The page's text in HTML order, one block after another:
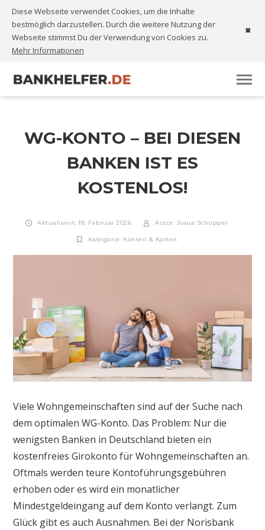
WG-KONTO – BEI DIESEN
BANKEN IST ES
KOSTENLOS!
Aktualisiert: 18. Februar 2026 Autor: Josua Schüppel
Kategorie: Konten & Karten
Viele Wohngemeinschaften sind auf der Suche nach
dem optimalen WG-Konto. Das Problem: Nur die
wenigsten Banken in Deutschland bieten ein
kostenfreies Girokonto für Wohngemeinschaften an.
Oftmals werden teure Kontoführungsgebühren
erhoben oder es wird ein monatlicher
Mindestgeldeingang auf dem Konto verlangt. Zum
Glück gibt es auch Ausnahmen. Bei der Norisbank
Diese Webseite verwendet Cookies, um die Inhalte
bestmöglich darzustellen. Durch die weitere Nutzung der
Webseite stimmst Du der Verwendung von Cookies zu.
Mehr Informationen
✖